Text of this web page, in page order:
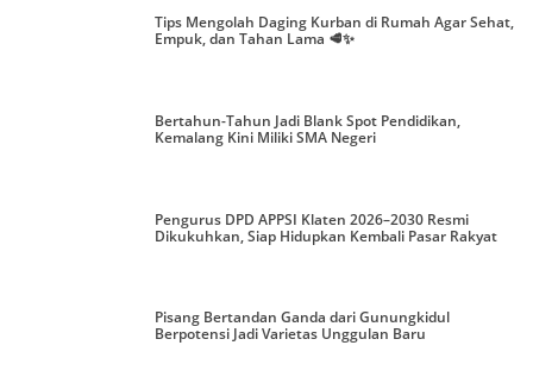
Tips Mengolah Daging Kurban di Rumah Agar Sehat,
Empuk, dan Tahan Lama 🥩✨
Bertahun-Tahun Jadi Blank Spot Pendidikan,
Kemalang Kini Miliki SMA Negeri
Pengurus DPD APPSI Klaten 2026–2030 Resmi
Dikukuhkan, Siap Hidupkan Kembali Pasar Rakyat
Pisang Bertandan Ganda dari Gunungkidul
Berpotensi Jadi Varietas Unggulan Baru